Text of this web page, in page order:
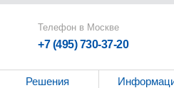
Телефон в Москве
+7 (495) 730-37-20
Решения